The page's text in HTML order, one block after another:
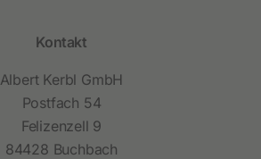
Kontakt
Albert Kerbl GmbH
Postfach 54
Felizenzell 9
84428 Buchbach